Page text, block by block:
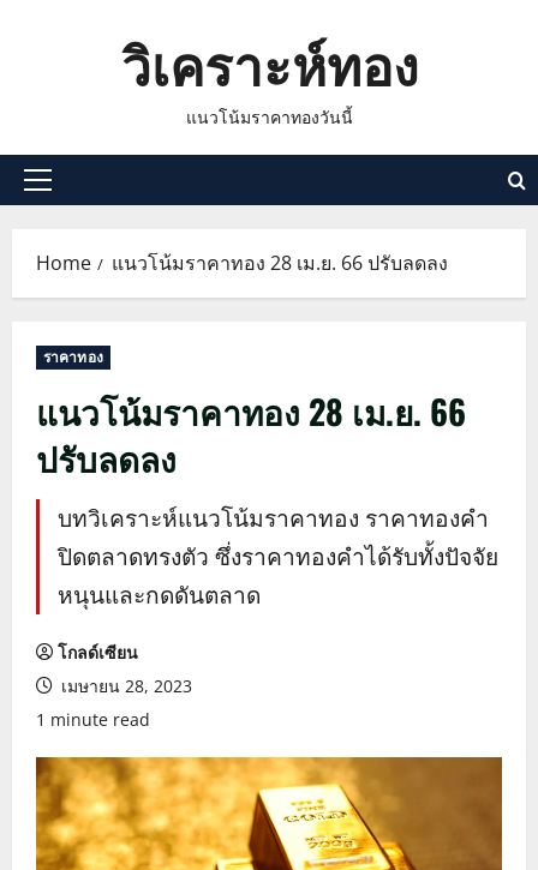
วิเคราะห์ทอง
แนวโน้มราคาทองวันนี้
Primary
Home แนวโน้มราคาทอง 28 เม.ย. 66 ปรับลดลง
ราคาทอง
แนวโน้มราคาทอง 28 เม.ย. 66
ปรับลดลง
บทวิเคราะห์แนวโน้มราคาทอง ราคาทองคำ
ปิดตลาดทรงตัว ซึ่งราคาทองคำได้รับทั้งปัจจัย
หนุนและกดดันตลาด
โกลด์เซียน
เมษายน 28, 2023
1 minute read